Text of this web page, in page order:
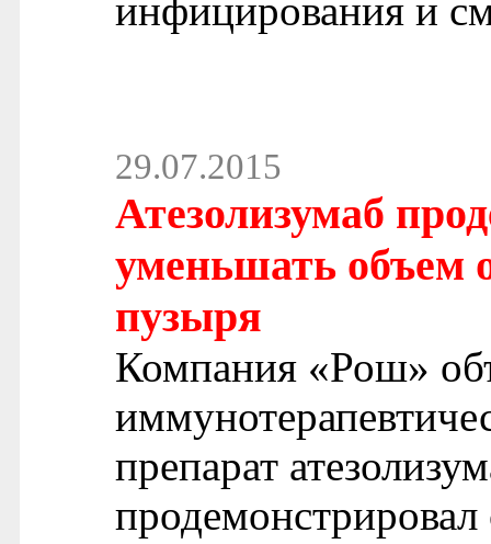
инфицирования и
29.07.2015
Атезолизумаб
уменьшать объем
пузыря
Компания «Рош»
препарат